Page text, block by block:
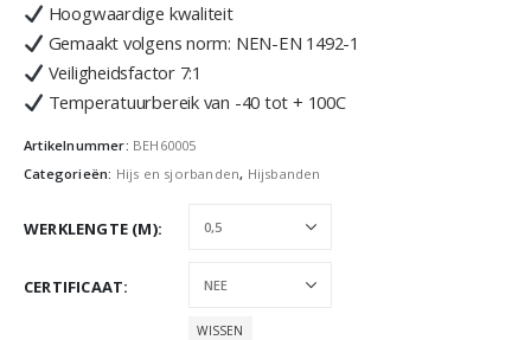
Hoogwaardige kwaliteit
Gemaakt volgens norm: NEN-EN 1492-1
Veiligheidsfactor 7:1
Temperatuurbereik van -40 tot + 100C
Artikelnummer: BEH60005
Categorieën: Hijs en sjorbanden, Hijsbanden
WERKLENGTE (M)
CERTIFICAAT
WISSEN